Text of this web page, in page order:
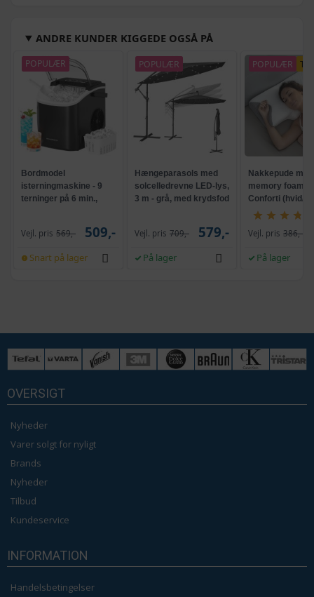
ANDRE KUNDER KIGGEDE OGSÅ PÅ
POPULÆR
Bordmodel
isterningmaskine - 9
terninger på 6 min.,
Vejl. pris 569,- 509,-
Snart på lager
POPULÆR
Hængeparasols med
solcelledrevne LED-lys,
3 m - grå, med krydsfod
Vejl. pris 709,- 579,-
På lager
POPULÆR
Nakkepude med
memory foam -
Conforti (hvid/
Vejl. pris 386,-
På lager
OVERSIGT
Nyheder
Varer solgt for nyligt
Brands
Nyheder
Tilbud
Kundeservice
INFORMATION
Handelsbetingelser